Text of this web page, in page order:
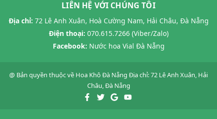
LIÊN HỆ VỚI CHÚNG TÔI
Địa chỉ: 72 Lê Anh Xuân, Hoà Cường Nam, Hải Châu, Đà Nẵng
Điện thoại: 070.615.7266 (Viber/Zalo)
Facebook: Nước hoa Vial Đà Nẵng
@ Bản quyền thuộc về Hoa Khô Đà Nẵng Địa chỉ: 72 Lê Anh Xuân, Hải
Châu, Đà Nẵng